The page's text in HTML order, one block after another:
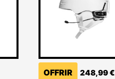
OFFRIR 248,99€